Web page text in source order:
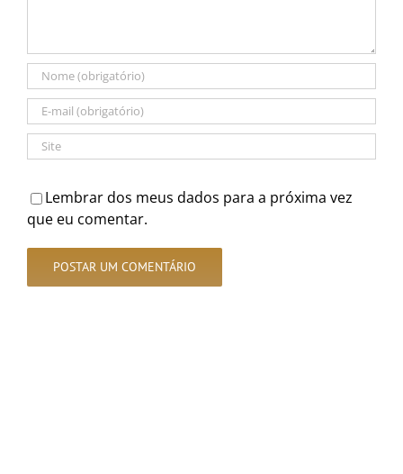
Lembrar dos meus dados para a próxima vez
que eu comentar.